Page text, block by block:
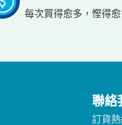
每次買得愈多，慳得愈
聯絡
訂貨